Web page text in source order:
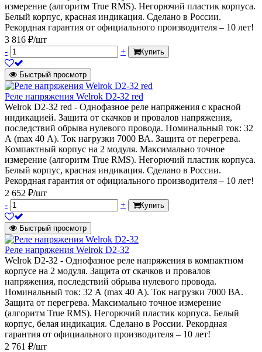
измерение (алгоритм True RMS). Негорючий пластик корпуса.
Белый корпус, красная индикация. Сделано в России.
Рекордная гарантия от официального производителя – 10 лет!
3 816 ₽/шт
-
+ Купить
Быстрый просмотр
Реле напряжения Welrok D2-32 red
Welrok D2-32 red - Однофазное реле напряжения с красной
индикацией. Защита от скачков и провалов напряжения,
последствий обрыва нулевого провода. Номинальный ток: 32
А (max 40 А). Ток нагрузки 7000 ВА. Защита от перегрева.
Компактный корпус на 2 модуля. Максимально точное
измерение (алгоритм True RMS). Негорючий пластик корпуса.
Белый корпус, красная индикация. Сделано в России.
Рекордная гарантия от официального производителя – 10 лет!
2 652 ₽/шт
-
+ Купить
Быстрый просмотр
Реле напряжения Welrok D2-32
Welrok D2-32 - Однофазное реле напряжения в компактном
корпусе на 2 модуля. Защита от скачков и провалов
напряжения, последствий обрыва нулевого провода.
Номинальный ток: 32 А (max 40 А). Ток нагрузки 7000 ВА.
Защита от перегрева. Максимально точное измерение
(алгоритм True RMS). Негорючий пластик корпуса. Белый
корпус, белая индикация. Сделано в России. Рекордная
гарантия от официального производителя – 10 лет!
2 761 ₽/шт